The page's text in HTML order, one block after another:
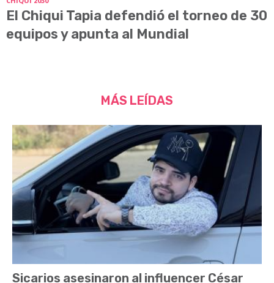
El Chiqui Tapia defendió el torneo de 30
equipos y apunta al Mundial
MÁS LEÍDAS
Sicarios asesinaron al influencer César